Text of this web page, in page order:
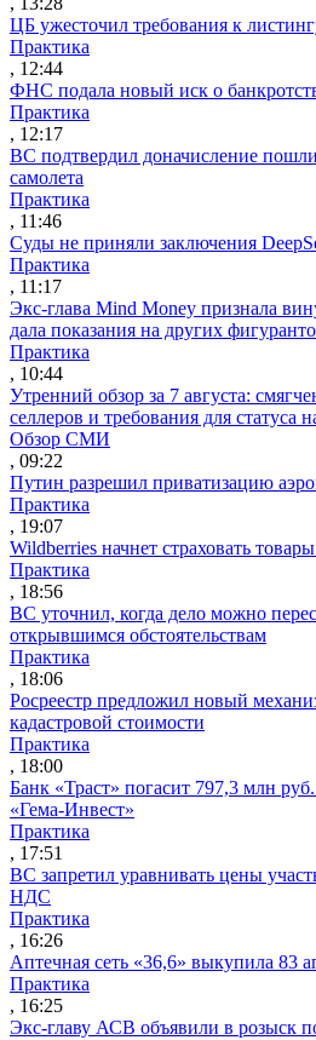
ЦБ ужесточил требования к
Практика
, 12:44
ФНС подала новый иск о
Практика
, 12:17
ВС подтвердил доначисление
самолета
Практика
, 11:46
Суды не приняли заключения
Практика
, 11:17
Экс-глава Mind Money признала
дала показания на других
Практика
, 10:44
Утренний обзор за 7 августа:
селлеров и требования для статуса
Обзор СМИ
, 09:22
Путин разрешил приватизацию
Практика
, 19:07
Wildberries начнет страховать
Практика
, 18:56
ВС уточнил, когда дело можно
открывшимся обстоятельствам
Практика
, 18:06
Росреестр предложил новый
кадастровой стоимости
Практика
, 18:00
Банк «Траст» погасит 797,3 млн
«Гема-Инвест»
Практика
, 17:51
ВС запретил уравнивать цены
НДС
Практика
, 16:26
Аптечная сеть «36,6» выкупила 83
Практика
, 16:25
Экс-главу АСВ объявили в розыск